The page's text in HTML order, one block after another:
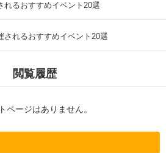
れるおすすめイベント20選
されるおすすめイベント20選
閲覧履歴
ページはありません。